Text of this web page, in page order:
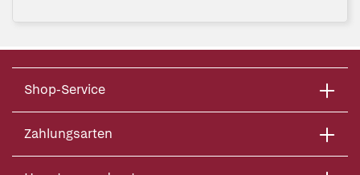
Shop-Service
Zahlungsarten